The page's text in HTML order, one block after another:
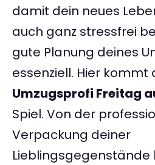
damit dein neues
auch ganz stressfrei
gute Planung deines
essenziell. Hier kommt
Umzugsprofi Freitag
Spiel. Von der
Verpackung deiner
Lieblingsgegenstände